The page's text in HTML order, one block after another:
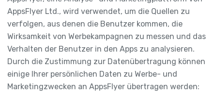
AppsFlyer Ltd., wird verwendet, um die Quellen zu
verfolgen, aus denen die Benutzer kommen, die
Wirksamkeit von Werbekampagnen zu messen und das
Verhalten der Benutzer in den Apps zu analysieren.
Durch die Zustimmung zur Datenübertragung können
einige Ihrer persönlichen Daten zu Werbe- und
Marketingzwecken an AppsFlyer übertragen werden: